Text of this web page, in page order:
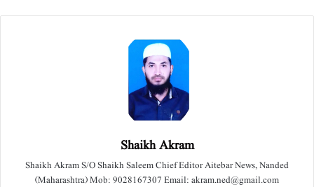
Shaikh Akram
Shaikh Akram S/O Shaikh Saleem Chief Editor Aitebar News, Nanded
(Maharashtra) Mob: 9028167307 Email: akram.ned@gmail.com